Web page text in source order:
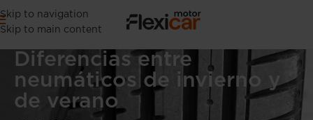
Skip to navigation
Skip to main content
Diferencias entre
neumáticos de invierno y
de verano